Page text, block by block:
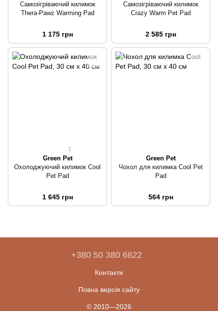
Самозігріваючий килимок
Thera-Pawz Warming Pad
1 175 грн
Самозігріваючий килимок
Crazy Warm Pet Pad
2 585 грн
1
Green Pet
Охолоджуючий килимок Cool
Pet Pad
1 645 грн
Green Pet
Чохол для килимка Cool Pet
Pad
564 грн
+380 50 380 6822
Контакти
Повна версія сайту
© 2010—2026